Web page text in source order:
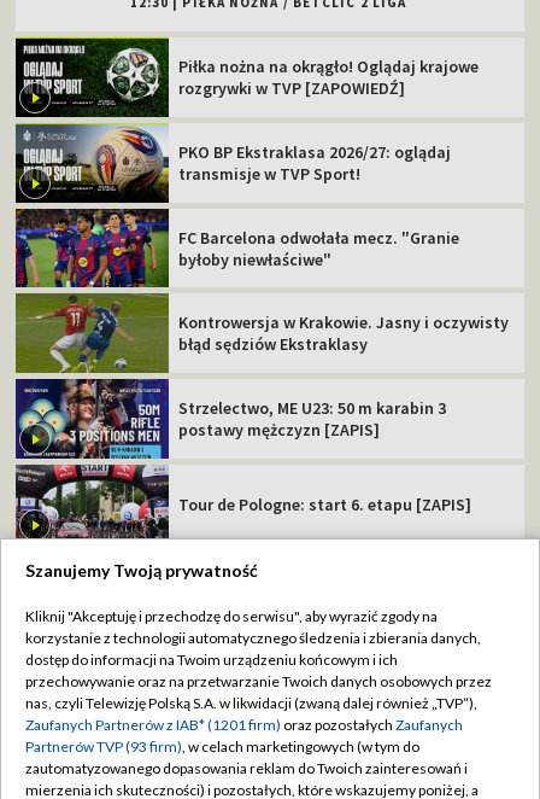
Piłka nożna na okrągło! Oglądaj krajowe
rozgrywki w TVP [ZAPOWIEDŹ]
PKO BP Ekstraklasa 2026/27: oglądaj
transmisje w TVP Sport!
FC Barcelona odwołała mecz. "Granie
byłoby niewłaściwe"
Kontrowersja w Krakowie. Jasny i oczywisty
błąd sędziów Ekstraklasy
Strzelectwo, ME U23: 50 m karabin 3
postawy mężczyzn [ZAPIS]
Tour de Pologne: start 6. etapu [ZAPIS]
TVP
Abonament TVP
Sklep TVP
Biuro Reklamy
Regulamin TVP
Polityka prywatności
Moje zgody
Szanujemy Twoją prywatność
Kliknij "Akceptuję i przechodzę do serwisu", aby wyrazić zgody na
korzystanie z technologii automatycznego śledzenia i zbierania danych,
dostęp do informacji na Twoim urządzeniu końcowym i ich
przechowywanie oraz na przetwarzanie Twoich danych osobowych przez
nas, czyli Telewizję Polską S.A. w likwidacji (zwaną dalej również „TVP”),
Zaufanych Partnerów z IAB* (1201 firm) oraz pozostałych Zaufanych
Partnerów TVP (93 firm), w celach marketingowych (w tym do
zautomatyzowanego dopasowania reklam do Twoich zainteresowań i
mierzenia ich skuteczności) i pozostałych, które wskazujemy poniżej, a